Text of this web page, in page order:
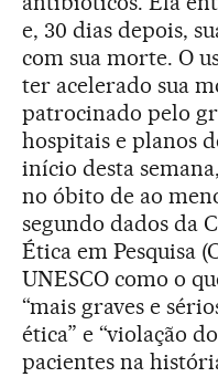
e, 30 dias depois,
com sua morte. O
ter acelerado sua
patrocinado pelo
hospitais e planos
início desta
no óbito de ao
segundo dados da
Ética em Pesquisa
UNESCO como o
“mais graves e
ética” e “violação
pacientes na